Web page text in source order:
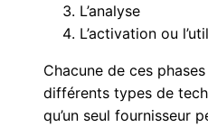
L’analyse
L’activation ou
Chacune de ces
différents types de
qu’un seul fournisseur